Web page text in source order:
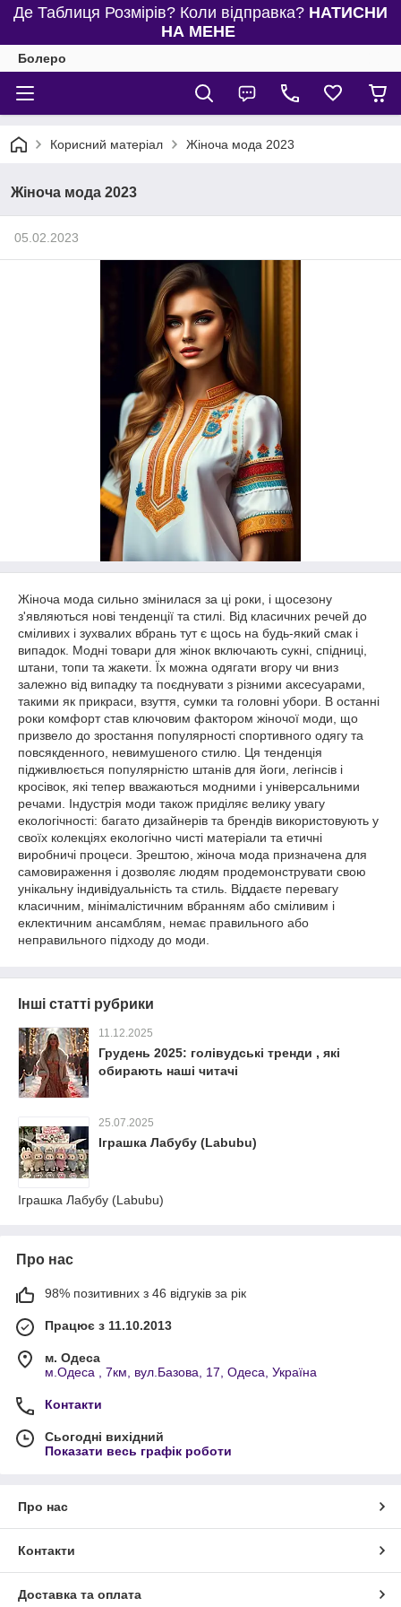
Де Таблиця Розмірів? Коли відправка? НАТИСНИ
НА МЕНЕ
Болеро
Корисний матеріал Жіноча мода 2023
Жіноча мода 2023
05.02.2023
Жіноча мода сильно змінилася за ці роки, і щосезону
з'являються нові тенденції та стилі. Від класичних речей до
сміливих і зухвалих вбрань тут є щось на будь-який смак і
випадок. Модні товари для жінок включають сукні, спідниці,
штани, топи та жакети. Їх можна одягати вгору чи вниз
залежно від випадку та поєднувати з різними аксесуарами,
такими як прикраси, взуття, сумки та головні убори. В останні
роки комфорт став ключовим фактором жіночої моди, що
призвело до зростання популярності спортивного одягу та
повсякденного, невимушеного стилю. Ця тенденція
підживлюється популярністю штанів для йоги, легінсів і
кросівок, які тепер вважаються модними і універсальними
речами. Індустрія моди також приділяє велику увагу
екологічності: багато дизайнерів та брендів використовують у
своїх колекціях екологічно чисті матеріали та етичні
виробничі процеси. Зрештою, жіноча мода призначена для
самовираження і дозволяє людям продемонструвати свою
унікальну індивідуальність та стиль. Віддаєте перевагу
класичним, мінімалістичним вбранням або сміливим і
еклектичним ансамблям, немає правильного або
неправильного підходу до моди.
Інші статті рубрики
11.12.2025
Грудень 2025: голівудські тренди , які
обирають наші читачі
25.07.2025
Іграшка Лабубу (Labubu)
Іграшка Лабубу (Labubu)
Про нас
98% позитивних з 46 відгуків за рік
Працює з 11.10.2013
м. Одеса
м.Одеса , 7км, вул.Базова, 17, Одеса, Україна
Контакти
Сьогодні вихідний
Показати весь графік роботи
Про нас
Контакти
Доставка та оплата